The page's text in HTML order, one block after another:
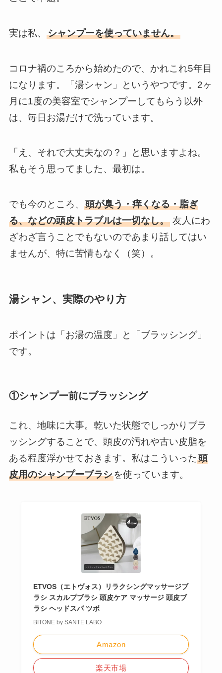
実は私、 シャンプーを使っていません。
コロナ禍のころから始めたので、かれこれ5年目
になります。「湯シャン」というやつです。2ヶ
月に1度の美容室でシャンプーしてもらう以外
は、毎日お湯だけで洗っています。
「え、それで大丈夫なの？」と思いますよね。
私もそう思ってました、最初は。
でも今のところ、 頭が臭う・痒くなる・脂ぎ
る、などの頭皮トラブルは一切なし。友人にわ
ざわざ言うことでもないのであまり話してはい
ませんが、特に苦情もなく（笑）。
湯シャン、実際のやり方
ポイントは「お湯の温度」と「ブラッシング」
です。
①シャンプー前にブラッシング
これ、地味に大事。乾いた状態でしっかりブラ
ッシングすることで、頭皮の汚れや古い皮脂を
ある程度浮かせておきます。私はこういった頭
皮用のシャンプーブラシを使っています。
ETVOS（エトヴォス）リラクシングマッサージブ
ラシ スカルプブラシ 頭皮ケア マッサージ 頭皮ブ
ラシ ヘッドスパ ツボ
BITONE by SANTE LABO
Amazon
楽天市場